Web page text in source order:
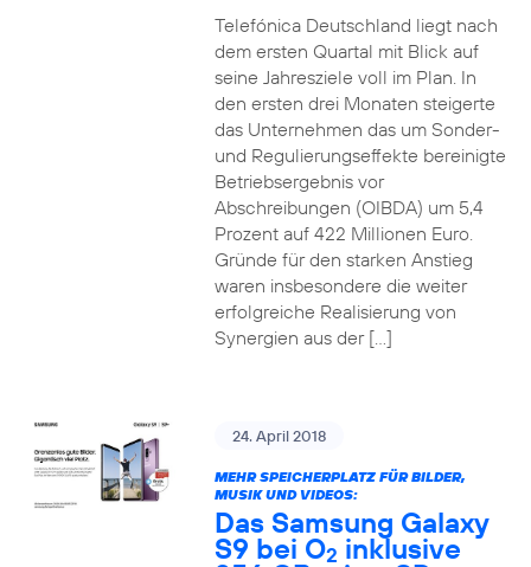
Telefónica Deutschland liegt nach
dem ersten Quartal mit Blick auf
seine Jahresziele voll im Plan. In
den ersten drei Monaten steigerte
das Unternehmen das um Sonder-
und Regulierungseffekte bereinigte
Betriebsergebnis vor
Abschreibungen (OIBDA) um 5,4
Prozent auf 422 Millionen Euro.
Gründe für den starken Anstieg
waren insbesondere die weiter
erfolgreiche Realisierung von
Synergien aus der […]
24. April 2018
MEHR SPEICHERPLATZ FÜR BILDER,
MUSIK UND VIDEOS:
Das Samsung Galaxy
S9 bei O2 inklusive